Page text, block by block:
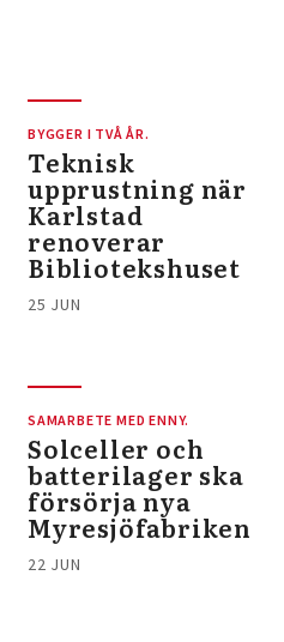
BYGGER I TVÅ ÅR.
Teknisk
upprustning när
Karlstad
renoverar
Bibliotekshuset
25 JUN
SAMARBETE MED ENNY.
Solceller och
batterilager ska
försörja nya
Myresjöfabriken
22 JUN